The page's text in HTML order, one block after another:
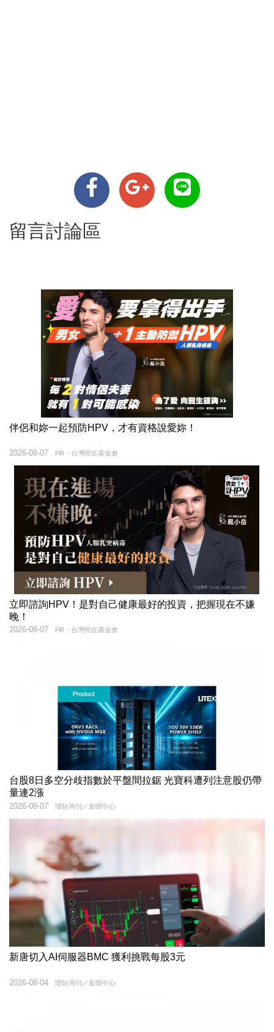
留言討論區
伴侶和妳一起預防HPV，才有資格說愛妳！
PR・台灣癌症基金會
2026-08-07
立即諮詢HPV！是對自己健康最好的投資，把握現在不嫌
晚！
PR・台灣癌症基金會
2026-08-07
台股8日多空分歧指數於平盤間拉鋸 光寶科遭列注意股仍帶
量連2漲
理財周刊／新聞中心
2026-08-07
新唐切入AI伺服器BMC 獲利挑戰每股3元
理財周刊／新聞中心
2026-08-04